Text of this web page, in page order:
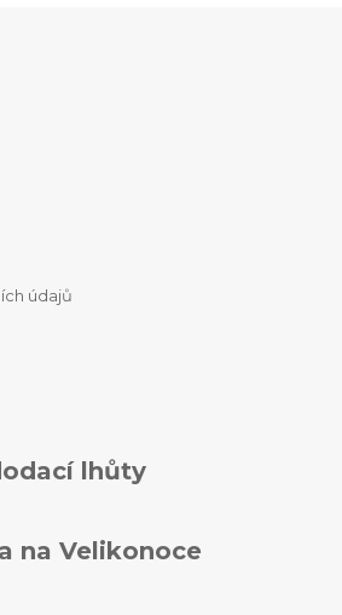
údajů
lhůty
na Velikonoce